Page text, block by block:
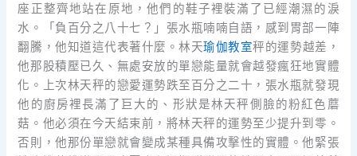
座正整齊地站在原地，他們的鞋子裡裝滿了已經潮濕的淚
水。「負百分之八十七？」張水瓶喃喃自語，感到胃部一陣
翻騰，他知道這代表著什麼。林天瑜伽教室秤的運勢越差，
他那股積壓已久、無處安放的單戀能量就會越發瘋狂地實體
化。上次林天秤的戀愛運勢跌至百分之二十，張水瓶就發現
他的廚房裡長滿了巨大的、形狀是林天秤側臉的粉紅色蘑
菇。他必須在今天結束前，將林天秤的運勢至少提升到零。
否則，他那份單戀就會變成某種具備攻擊性的實體。他緊張